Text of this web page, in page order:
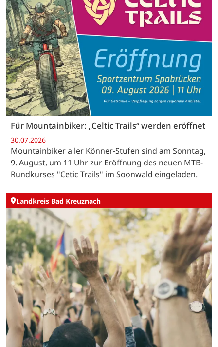
Für Mountainbiker: „Celtic Trails“ werden eröffnet
30.07.2026
Mountainbiker aller Könner-Stufen sind am Sonntag,
9. August, um 11 Uhr zur Eröffnung des neuen MTB-
Rundkurses "Cetic Trails" im Soonwald eingeladen.
Landkreis Bad Kreuznach